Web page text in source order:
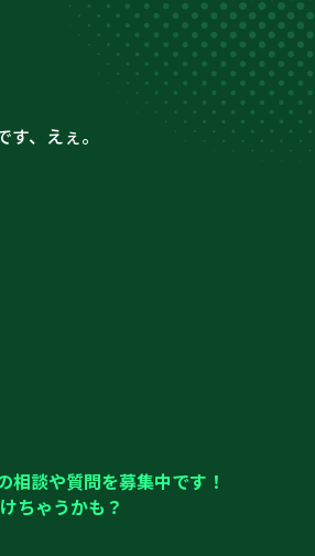
、えぇ。
談や質問を募集中です！
ちゃうかも？